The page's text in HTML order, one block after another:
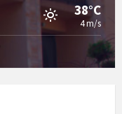
38°C
4 m/s